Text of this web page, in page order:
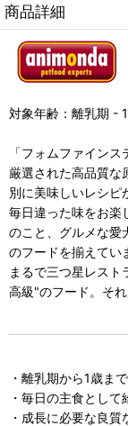
商品詳細
対象年齢：離乳期 -
「フォムファイン
厳選された高品質な
別に美味しいレシピ
毎日違った味をお楽
のこと、グルメな愛
のフードを揃えてい
まるで三つ星レス
高級"のフード。そ
・離乳期から1歳ま
・毎日の主食として
・成長に必要な良